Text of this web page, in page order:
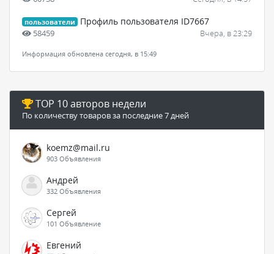
пользователи Профиль пользователя ID7667
58459 Вчера, в 23:29
Информация обновлена сегодня, в 15:49
TOP 10 авторов недели
По количеству товаров за последние 7 дней
koemz@mail.ru
903 Объявления
Андрей
332 Объявления
Сергей
101 Объявление
Евгений